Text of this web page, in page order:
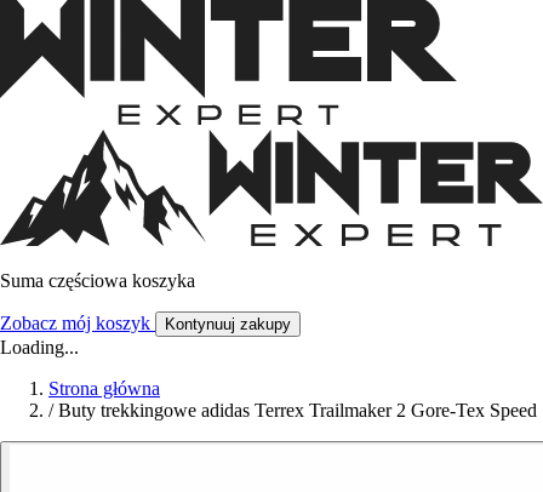
Suma częściowa koszyka
Zobacz mój koszyk Kontynuuj zakupy
Loading...
Strona główna
/ Buty trekkingowe adidas Terrex Trailmaker 2 Gore-Tex Speed